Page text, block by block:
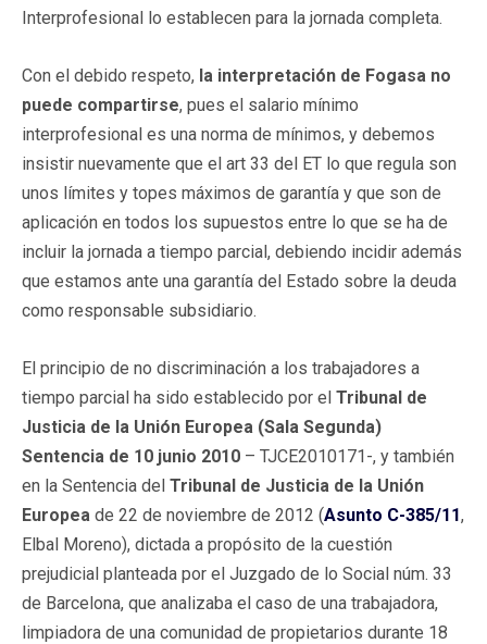
Interprofesional lo establecen para la jornada completa.
Con el debido respeto, la interpretación de Fogasa no
puede compartirse, pues el salario mínimo
interprofesional es una norma de mínimos, y debemos
insistir nuevamente que el art 33 del ET lo que regula son
unos límites y topes máximos de garantía y que son de
aplicación en todos los supuestos entre lo que se ha de
incluir la jornada a tiempo parcial, debiendo incidir además
que estamos ante una garantía del Estado sobre la deuda
como responsable subsidiario.
El principio de no discriminación a los trabajadores a
tiempo parcial ha sido establecido por el Tribunal de
Justicia de la Unión Europea (Sala Segunda)
Sentencia de 10 junio 2010 – TJCE2010171-, y también
en la Sentencia del Tribunal de Justicia de la Unión
Europea de 22 de noviembre de 2012 (Asunto C-385/11,
Elbal Moreno), dictada a propósito de la cuestión
prejudicial planteada por el Juzgado de lo Social núm. 33
de Barcelona, que analizaba el caso de una trabajadora,
limpiadora de una comunidad de propietarios durante 18